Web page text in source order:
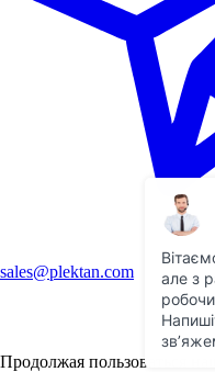
sales@plektan.com
Продолжая пользоваться